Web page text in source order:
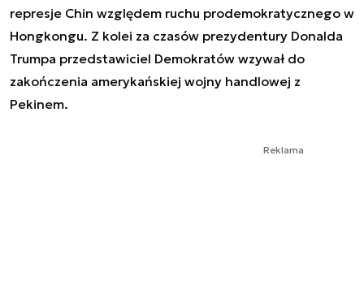
represje Chin względem ruchu prodemokratycznego w
Hongkongu. Z kolei za czasów prezydentury Donalda
Trumpa przedstawiciel Demokratów wzywał do
zakończenia amerykańskiej wojny handlowej z
Pekinem.
Reklama